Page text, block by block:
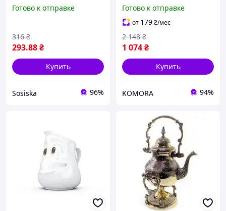
ручкой
Готово к отправке
293.88₴
316 ₴
Купить
Sosiska 96%
воды 3 л с цветным
изменением при нагреве
Готово к отправке
от 179₴/мес
1 074₴
2 148 ₴
Купить
KOMORA 94%